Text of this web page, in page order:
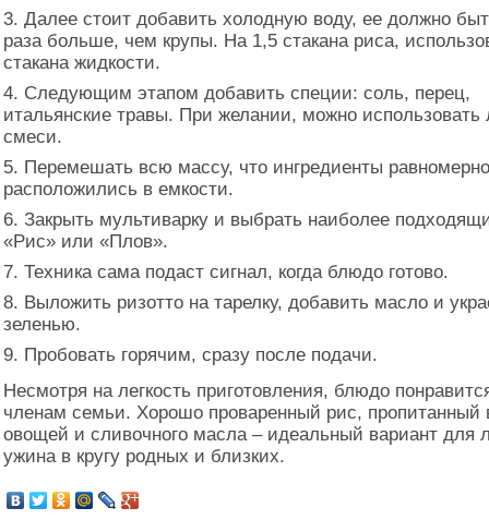
Далее стоит добавить холодную воду, ее должно
раза больше, чем крупы. На 1,5 стакана риса,
стакана жидкости.
Следующим этапом добавить специи: соль, перец,
итальянские травы. При желании, можно
смеси.
Перемешать всю массу, что ингредиенты равномерно
расположились в емкости.
Закрыть мультиварку и выбрать наиболее
«Рис» или «Плов».
Техника сама подаст сигнал, когда блюдо готово.
Выложить ризотто на тарелку, добавить масло и
зеленью.
Пробовать горячим, сразу после подачи.
Несмотря на легкость приготовления, блюдо
членам семьи. Хорошо проваренный рис, пропитанный
овощей и сливочного масла – идеальный вариант для
ужина в кругу родных и близких.